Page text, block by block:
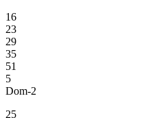
16
23
29
35
51
5
Dom-2
25